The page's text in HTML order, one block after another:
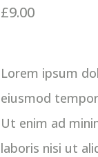
£9.00
Lorem ipsum
eiusmod
Ut enim ad
laboris nisi ut